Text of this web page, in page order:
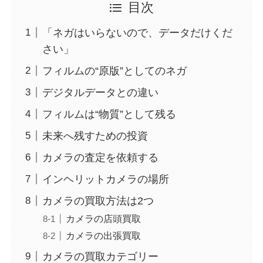
目次
「ネガはいらないので、データだけくだ
さい」
フィルムの“原版”としてのネガ
デジタルデータとの違い
フィルムは“物質”として残る
未来へ残すための投資
カメラの査定を依頼する
インヘリットカメラの場所
カメラの買取方法は2つ
カメラの店頭買取
カメラの出張買取
カメラの買取カテゴリー